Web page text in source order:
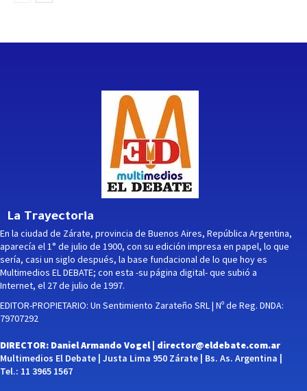
La Trayectoria
En la ciudad de Zárate, provincia de Buenos Aires, República Argentina,
aparecía el 1° de julio de 1900, con su edición impresa en papel, lo que
sería, casi un siglo después, la base fundacional de lo que hoy es
Multimedios EL DEBATE; con esta -su página digital- que subió a
Internet, el 27 de julio de 1997.
EDITOR-PROPIETARIO: Un Sentimiento Zarateño SRL | Nº de Reg. DNDA:
79707292
DIRECTOR: Daniel Armando Vogel | director@eldebate.com.ar
Multimedios El Debate | Justa Lima 950 Zárate | Bs. As. Argentina |
Tel.: 11 3965 1567